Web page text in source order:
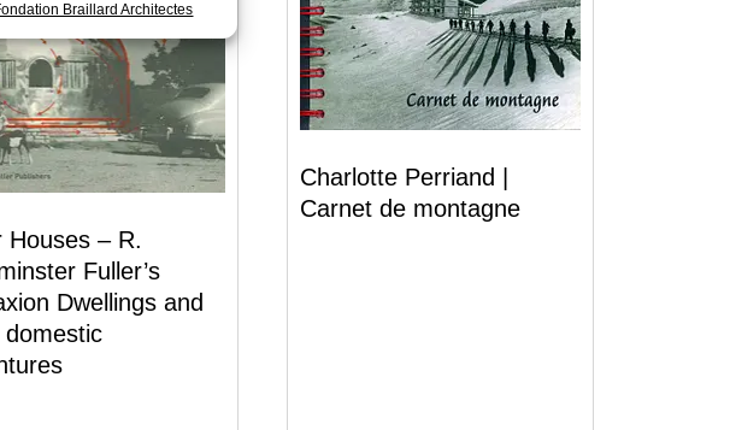
Braillard Architectes
Houses – R.
Fuller’s
Dwellings and
Charlotte Perriand |
Carnet de montagne